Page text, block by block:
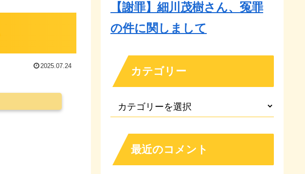
2025.07.24
【謝罪】細川茂樹さん、冤罪
の件に関しまして
カテゴリー
最近のコメント